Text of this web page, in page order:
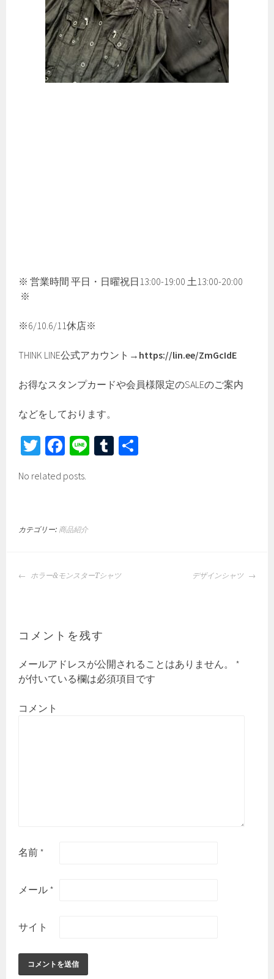
※ 営業時間 平日・日曜祝日13:00-19:00 土13:00-20:00
※
※6/10.6/11休店※
THINK LINE公式アカウント→ https://lin.ee/ZmGcIdE
お得なスタンプカードや会員様限定のSALEのご案内
などをしております。
T
tt
Fa
b
ok
Li
Tu
No related posts.
カテゴリー: 商品紹介
投
ゲ
シ
ョ
ホラー&モンスターTシャツ デザインシャツ
コメントを残す
メールアドレスが公開されることはありません。
*
が付いている欄は必須項目です
コメント
名前 *
メール *
サイト